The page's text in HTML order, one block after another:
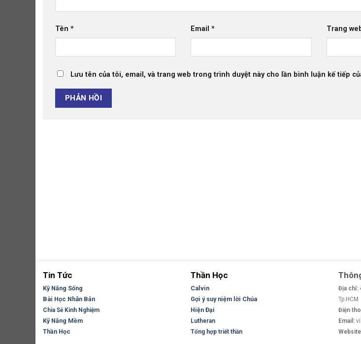
Tên * Email* Trang
Lưu tên của tôi, email, và trang web trong trình duyệt này cho lần bình luận kế tiếp
Tin Tức
Kỹ Năng Sống
Bài Học Nhân Bản
Chia Sẻ Kinh Nghiệm
Kỹ Năng Mềm
Thần Học
Thần Học
Calvin
Gợi ý suy niệm lời Chúa
Hiện Đại
Lutheran
Tổng hợp triết thần
Địa chỉ:
Tp.HCM
Điện
Email: